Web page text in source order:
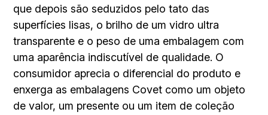
que depois são seduzidos pelo tato das
superfícies lisas, o brilho de um vidro ultra
transparente e o peso de uma embalagem com
uma aparência indiscutível de qualidade. O
consumidor aprecia o diferencial do produto e
enxerga as embalagens Covet como um objeto
de valor, um presente ou um item de coleção